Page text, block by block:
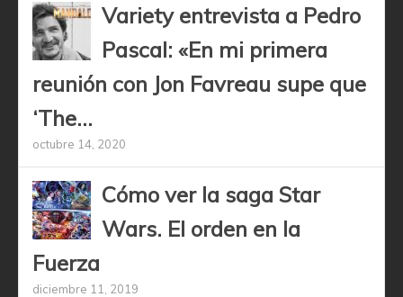
Variety entrevista a Pedro
Pascal: «En mi primera
reunión con Jon Favreau supe que
‘The...
octubre 14, 2020
Cómo ver la saga Star
Wars. El orden en la
Fuerza
diciembre 11, 2019